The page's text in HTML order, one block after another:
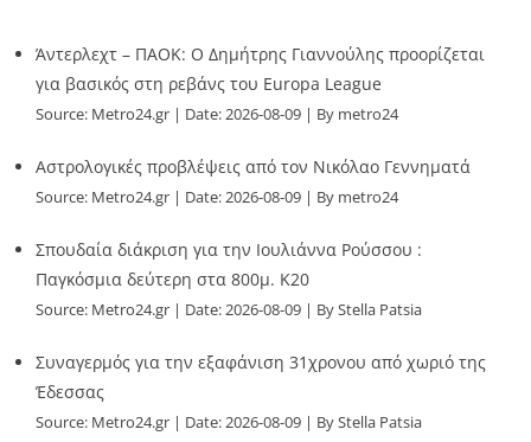
Άντερλεχτ – ΠΑΟΚ: Ο Δημήτρης Γιαννούλης προορίζεται
για βασικός στη ρεβάνς του Europa League
Source: Metro24.gr Date: 2026-08-09 By metro24
Αστρολογικές προβλέψεις από τον Νικόλαο Γεννηματά
Source: Metro24.gr Date: 2026-08-09 By metro24
Σπουδαία διάκριση για την Ιουλιάννα Ρούσσου :
Παγκόσμια δεύτερη στα 800μ. Κ20
Source: Metro24.gr Date: 2026-08-09 By Stella Patsia
Συναγερμός για την εξαφάνιση 31χρονου από χωριό της
Έδεσσας
Source: Metro24.gr Date: 2026-08-09 By Stella Patsia